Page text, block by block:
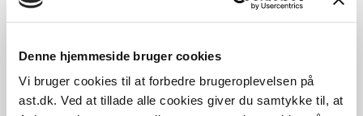
Denne hjemmeside bruger cookies
Vi bruger cookies til at forbedre brugeroplevelsen på
ast.dk. Ved at tillade alle cookies giver du samtykke til, at
de menige bestyrelsesmedlem...
Samtykke til mageskifte i forbindelse
med vejprojekt